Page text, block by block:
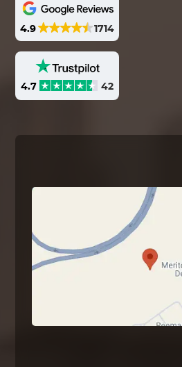
4.9 1714
4.7 42